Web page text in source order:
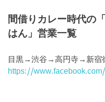
間借りカレー時代の
はん」営業一覧
目黒→渋谷→高円寺→新宿
https://